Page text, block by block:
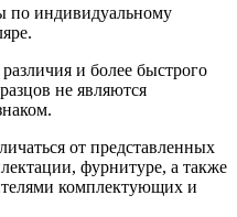
по индивидуальному
и более быстрого
не являются
от представленных
фурнитуре, а также
комплектующих и